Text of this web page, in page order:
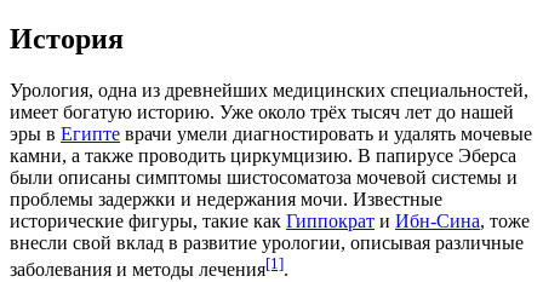
История
Урология, одна из древнейших медицинских специальностей,
имеет богатую историю. Уже около трёх тысяч лет до нашей
эры в Египте врачи умели диагностировать и удалять мочевые
камни, а также проводить циркумцизию. В папирусе Эберса
были описаны симптомы шистосоматоза мочевой системы и
проблемы задержки и недержания мочи. Известные
исторические фигуры, такие как Гиппократ и Ибн-Сина, тоже
внесли свой вклад в развитие урологии, описывая различные
заболевания и методы лечения[1].